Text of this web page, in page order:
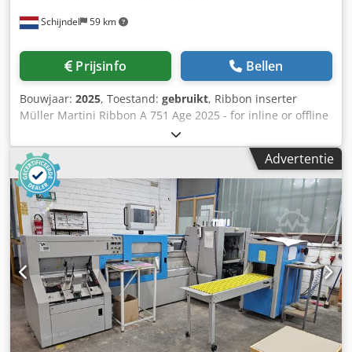
persstation - 2e klem- en persstation - Aflegapparaat -
nieuw in 2013 - Noodafvoer Drie-messen-snijmachine
Müller Martini Zenith S (3672) Beschrijving: - Semi-
Voorstapelaar - Apparaat voor het instellen van de messen
- Sets messen: 2 - Verwisselbare snijtafels (standaardset): 4
– 17 Boekenstapelaar Müller Martini CB 12 Beschrijving: -
Compensatiestapelaar - Afvoer naar links Optie, niet
inbegrepen in de prijs - Stroomvoeders - Müller Martin
3605 boekenblokzaag met draaiban - Palletiseermachine
Schijndel 59 km
Prijsinfo Bellen
Bouwjaar: 2025, Toestand: gebruikt, Ribbon inserter
Müller Martini Ribbon A 751 Age 2025 - for inline or offline
operation - State-of-the-art servo technology replaces
mechanica! cams and drivetrains - fully automated with
amrys - operation via 1 HMI operating panel - runnig left to
right - can be integrated in the Diamant Commander
control console - operation trom the right Equipment: -
lnfeed element for the mounting of a timed belt trom left
or right - Vertical infeed channel - Timing of books with
light barrier - Splitting of the book block in two positions
via air jet - Ribbon inserting station standard for 1 or 2
ribbons - Ribbon positioning (pull-down) device for tight
insertion of the ribbon into the spine - Vertical delivery
channel with delivery to the left, horizontal delivery belt -
Surcharge for belt with rolling knife edge for gentle
transfer of sensitive products - Ribbon separation
Advertentie